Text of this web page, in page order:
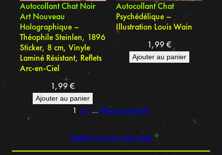
Autocollant Chat Noir
Art Nouveau
Holographique –
Théophile Steinlen, 1896
Sticker, 8 cm, Vinyle
Laminé Résistant, Reflets
Arc-en-Ciel
1,99€
Ajouter au panier
Autocollant Chat
Psychédélique –
Illustration Louis Wain
1,99 €
Ajouter au panier
1 2 3 … 6Page suivante
Visiter l’univers des chats